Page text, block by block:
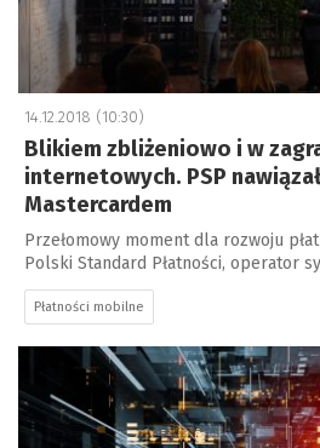
14.12.2018 (10:30)
Blikiem zbliżeniowo i w
internetowych. PSP
Mastercardem
Przełomowy moment dla rozwoju
Polski Standard Płatności, operator
Płatności mobilne
a